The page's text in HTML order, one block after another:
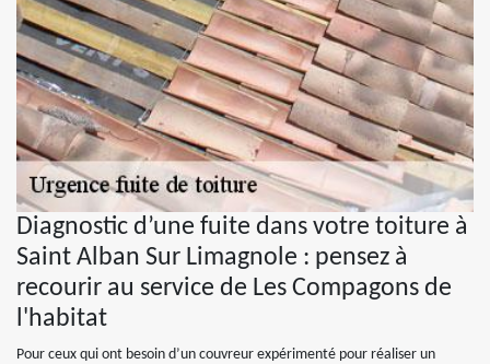
Diagnostic d’une fuite dans votre toiture à
Saint Alban Sur Limagnole : pensez à
recourir au service de Les Compagons de
l'habitat
Pour ceux qui ont besoin d’un couvreur expérimenté pour réaliser un